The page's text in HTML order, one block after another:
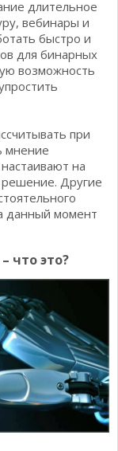
длительное
вебинары и
быстро и
для бинарных
возможность
при
мнение
на
решение. Другие
данный момент
что это?